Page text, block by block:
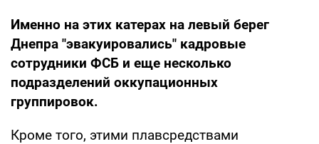
Именно на этих катерах на левый берег
Днепра "эвакуировались" кадровые
сотрудники ФСБ и еще несколько
подразделений оккупационных
группировок.
Кроме того, этими плавсредствами